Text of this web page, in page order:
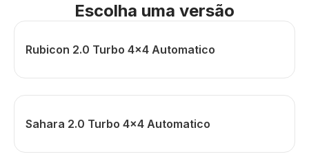
Escolha uma versão
Rubicon 2.0 Turbo 4x4 Automatico
Sahara 2.0 Turbo 4x4 Automatico